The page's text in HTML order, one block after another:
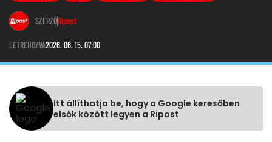
SZERZŐRipost
LÉTREHOZVA2026. 06. 15. 07:00
Itt állíthatja be, hogy a Google keresőben
elsők között legyen a Ripost